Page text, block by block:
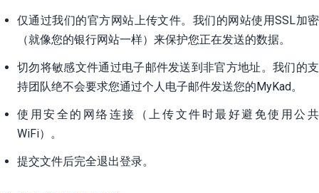
仅通过我们的官方网站上传文件。我们的网站使用SSL加密
（就像您的银行网站一样）来保护您正在发送的数据。
切勿将敏感文件通过电子邮件发送到非官方地址。我们的支
持团队绝不会要求您通过个人电子邮件发送您的MyKad。
使用安全的网络连接（上传文件时最好避免使用公共
WiFi）。
提交文件后完全退出登录。